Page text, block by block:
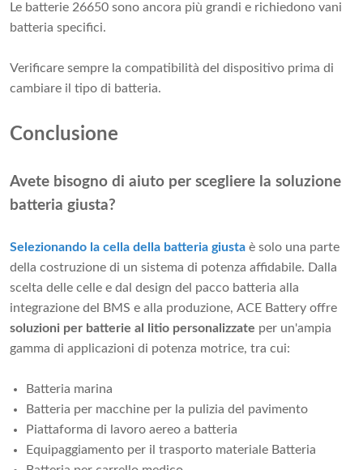
Le batterie 26650 sono ancora più grandi e richiedono vani
batteria specifici.
Verificare sempre la compatibilità del dispositivo prima di
cambiare il tipo di batteria.
Conclusione
Avete bisogno di aiuto per scegliere la soluzione
batteria giusta?
Selezionando la cella della batteria giusta è solo una parte
della costruzione di un sistema di potenza affidabile. Dalla
scelta delle celle e dal design del pacco batteria alla
integrazione del BMS e alla produzione, ACE Battery offre
soluzioni per batterie al litio personalizzate per un'ampia
gamma di applicazioni di potenza motrice, tra cui:
Batteria marina
Batteria per macchine per la pulizia del pavimento
Piattaforma di lavoro aereo a batteria
Equipaggiamento per il trasporto materiale Batteria